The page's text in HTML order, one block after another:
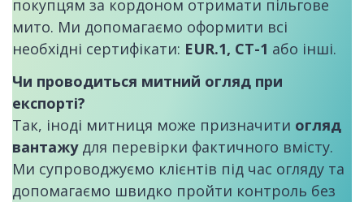
покупцям за кордоном отримати пільгове
мито. Ми допомагаємо оформити всі
необхідні сертифікати: EUR.1, СТ-1 або інші.
Чи проводиться митний огляд при
експорті?
Так, іноді митниця може призначити огляд
вантажудля перевірки фактичного вмісту.
Ми супроводжуємо клієнтів під час огляду та
допомагаємо швидко пройти контроль без